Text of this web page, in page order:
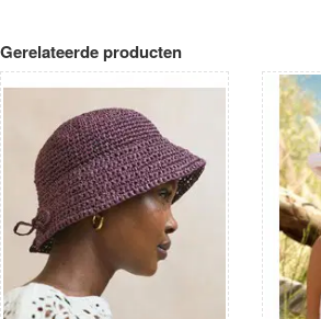
Gerelateerde producten